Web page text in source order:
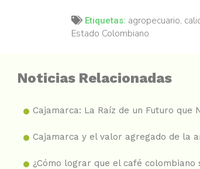
Etiquetas: agropecuario,
Estado Colombiano
Noticias Relacionadas
Cajamarca: La Raíz de un Futuro que
Cajamarca y el valor agregado de la
¿Cómo lograr que el café colombiano